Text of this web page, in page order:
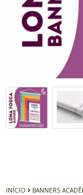
INÍCIO BANNERS